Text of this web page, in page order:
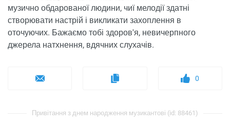
музично обдарованої людини, чиї мелодії здатні
створювати настрій і викликати захоплення в
оточуючих. Бажаємо тобі здоров'я, невичерпного
джерела натхнення, вдячних слухачів.
0
Привітання з днем ​​народження музикантові (id: 88461)